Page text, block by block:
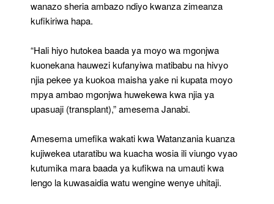
wanazo sheria ambazo ndiyo kwanza zimeanza
kufikiriwa hapa.
“Hali hiyo hutokea baada ya moyo wa mgonjwa
kuonekana hauwezi kufanyiwa matibabu na hivyo
njia pekee ya kuokoa maisha yake ni kupata moyo
mpya ambao mgonjwa huwekewa kwa njia ya
upasuaji (transplant),” amesema Janabi.
Amesema umefika wakati kwa Watanzania kuanza
kujiwekea utaratibu wa kuacha wosia ili viungo vyao
kutumika mara baada ya kufikwa na umauti kwa
lengo la kuwasaidia watu wengine wenye uhitaji.